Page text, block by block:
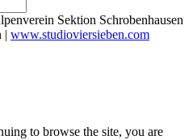
Sektion Schrobenhausen
| www.studioviersieben.com
to browse the site, you are